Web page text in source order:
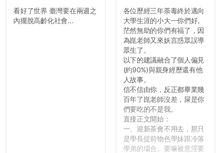
看好了世界 臺灣要在兩週之
內擺脫高齡化社會...
各位歷經三年荼毒終於邁向
大學生涯的小大一你們好。
茫然無助的你們有福了，因
為崑老師又來妖言惑眾誤導
眾生了。
以下的建議融合了個人偏見
(約90%)與親身經歷還有他
人故事。
信不信由你，反正都畢業幾
百年了崑老師沒差，屎是你
們要吃的不是我。
直接正文開始：
一、迎新茶會不用去，那只
是學長提前物色學妹跟冷落
學弟的場合。要嘛被意淫要